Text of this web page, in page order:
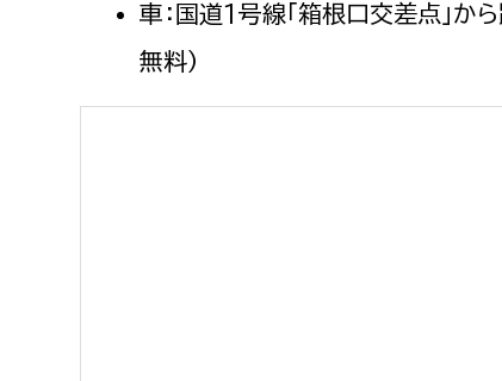
車：国道1号線「箱根口交差点」
無料）